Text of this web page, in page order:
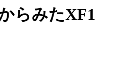
らみたXF1